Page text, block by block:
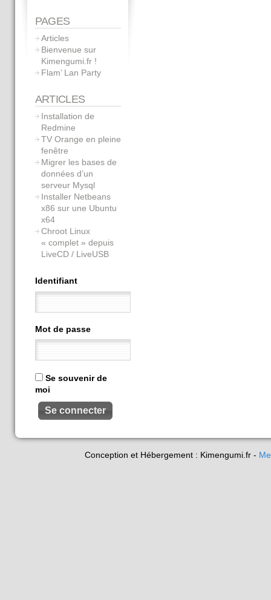
PAGES
Articles
Bienvenue sur
Kimengumi.fr !
Flam’ Lan Party
ARTICLES
Installation de
Redmine
TV Orange en pleine
fenêtre
Migrer les bases de
données d’un
serveur Mysql
Installer Netbeans
x86 sur une Ubuntu
x64
Chroot Linux
« complet » depuis
LiveCD / LiveUSB
Identifiant
Mot de passe
Se souvenir de
moi
Conception et Hébergement : Kimengumi.fr -